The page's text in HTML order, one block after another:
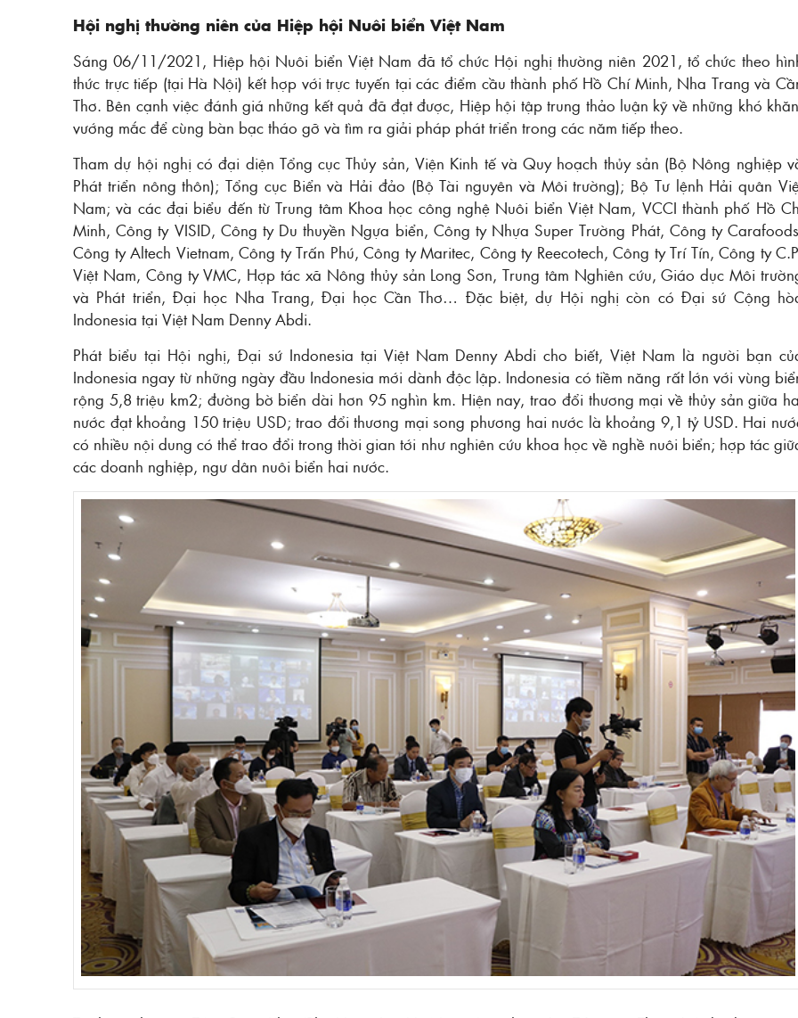
Hội nghị thường niên của Hiệp hội Nuôi biển Việt Nam
Sáng 06/11/2021, Hiệp hội Nuôi biển Việt Nam đã tổ chức Hội nghị thường niên 2021, tổ chức theo
thức trực tiếp (tại Hà Nội) kết hợp với trực tuyến tại các điểm cầu thành phố Hồ Chí Minh, Nha Trang và
Thơ. Bên cạnh việc đánh giá những kết quả đã đạt được, Hiệp hội tập trung thảo luận kỹ về những khó
vướng mắc để cùng bàn bạc tháo gỡ và tìm ra giải pháp phát triển trong các năm tiếp theo.
Tham dự hội nghị có đại diện Tổng cục Thủy sản, Viện Kinh tế và Quy hoạch thủy sản (Bộ Nông nghiệp
Phát triển nông thôn); Tổng cục Biển và Hải đảo (Bộ Tài nguyên và Môi trường); Bộ Tư lệnh Hải quân
Nam; và các đại biểu đến từ Trung tâm Khoa học công nghệ Nuôi biển Việt Nam, VCCI thành phố Hồ
Minh, Công ty VISID, Công ty Du thuyền Ngựa biển, Công ty Nhựa Super Trường Phát, Công ty
Công ty Altech Vietnam, Công ty Trấn Phú, Công ty Maritec, Công ty Reecotech, Công ty Trí Tín, Công ty
Việt Nam, Công ty VMC, Hợp tác xã Nông thủy sản Long Sơn, Trung tâm Nghiên cứu, Giáo dục Môi
và Phát triển, Đại học Nha Trang, Đại học Cần Thơ… Đặc biệt, dự Hội nghị còn có Đại sứ Cộng
Indonesia tại Việt Nam Denny Abdi.
Phát biểu tại Hội nghị, Đại sứ Indonesia tại Việt Nam Denny Abdi cho biết, Việt Nam là người bạn
Indonesia ngay từ những ngày đầu Indonesia mới dành độc lập. Indonesia có tiềm năng rất lớn với vùng
rộng 5,8 triệu km2; đường bờ biển dài hơn 95 nghìn km. Hiện nay, trao đổi thương mại về thủy sản giữa
nước đạt khoảng 150 triệu USD; trao đổi thương mại song phương hai nước là khoảng 9,1 tỷ USD. Hai
có nhiều nội dung có thể trao đổi trong thời gian tới như nghiên cứu khoa học về nghề nuôi biển; hợp tác
các doanh nghiệp, ngư dân nuôi biển hai nước.